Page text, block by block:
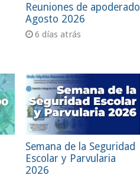
Reuniones de apoderado
Agosto 2026
6 días atrás
Semana de la Seguridad
Escolar y Parvularia
2026